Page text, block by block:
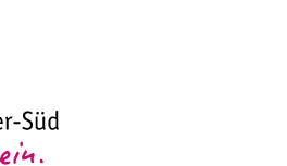
Video, Pressemeldung etc. zu
mehrere
ohne Vorschaubild